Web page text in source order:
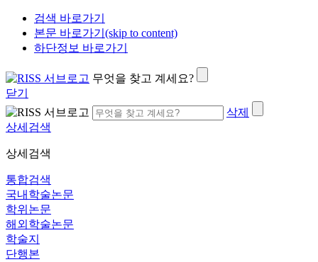
검색 바로가기
본문 바로가기(skip to content)
하단정보 바로가기
무엇을 찾고 계세요?
닫기
삭제
상세검색
상세검색
통합검색
국내학술논문
학위논문
해외학술논문
학술지
단행본